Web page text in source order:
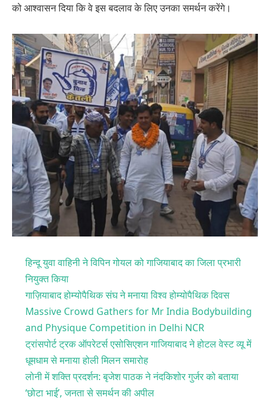
को आश्वासन दिया कि वे इस बदलाव के लिए उनका समर्थन करेंगे।
हिन्दू युवा वाहिनी ने विपिन गोयल को गाजियाबाद का जिला प्रभारी
नियुक्त किया
गाज़ियाबाद होम्योपैथिक संघ ने मनाया विश्व होम्योपैथिक दिवस
Massive Crowd Gathers for Mr India Bodybuilding
and Physique Competition in Delhi NCR
ट्रांसपोर्ट ट्रक ऑपरेटर्स एसोसिएशन गाजियाबाद ने होटल वेस्ट व्यू में
धूमधाम से मनाया होली मिलन समारोह
लोनी में शक्ति प्रदर्शन: बृजेश पाठक ने नंदकिशोर गुर्जर को बताया
‘छोटा भाई’, जनता से समर्थन की अपील